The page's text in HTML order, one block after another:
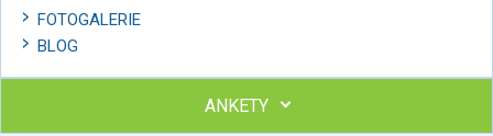
FOTOGALERIE
BLOG
ANKETY